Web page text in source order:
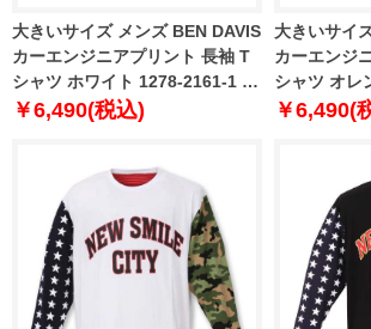
大きいサイズ メンズ BEN DAVIS
カーエンジニアプリント 長袖 T
シャツ ホワイト 1278-2161-1 3L
4L 5L 6L
￥6,490(税込)
大きいサイ
カーエンジ
シャツ オレ
4L 5L 6L
￥6,490(